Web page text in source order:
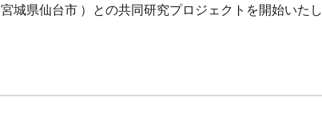
宮城県仙台市 ）との共同研究プロジェクトを開始いたし